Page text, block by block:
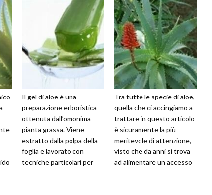
Il gel di aloe è una
preparazione erboristica
ottenuta dall’omonima
pianta grassa. Viene
estratto dalla polpa della
foglia e lavorato con
tecniche particolari per
Tra tutte le specie di aloe,
quella che ci accingiamo a
trattare in questo articolo
è sicuramente la più
meritevole di attenzione,
visto che da anni si trova
ad alimentare un accesso